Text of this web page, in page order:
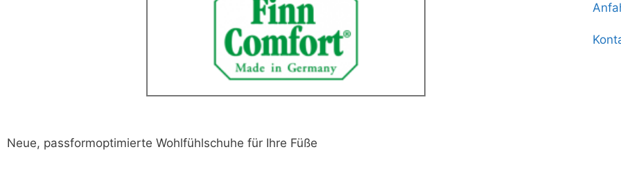
Neue, passformoptimierte Wohlfühlschuhe für Ihre Füße